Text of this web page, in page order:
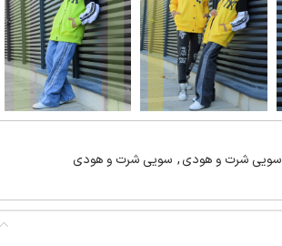
سویی شرت و هودی, سویی شرت و هودی